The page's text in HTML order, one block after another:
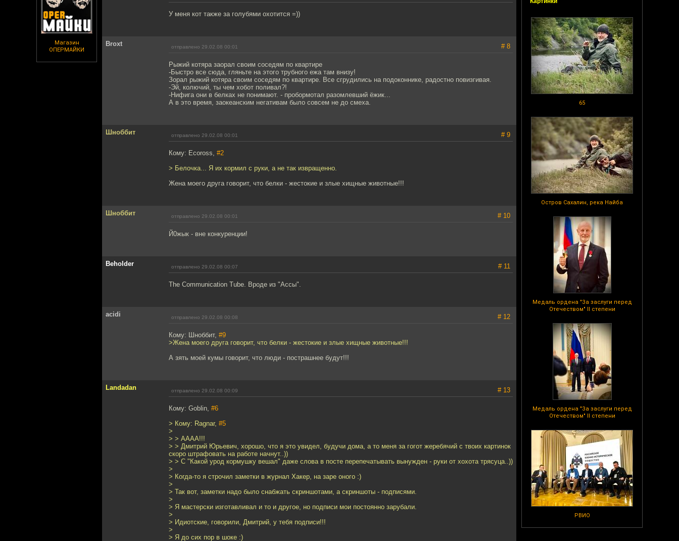
Магазин
ОПЕРМАЙКИ
65
Остров Сахалин, река Найба
Медаль ордена "За заслуги перед
Отечеством" II степени
Медаль ордена "За заслуги перед
Отечеством" II степени
РВИО
У меня кот также за голубями охотится =))
Broxt отправлено 29.02.08 00:01 # 8
Рыжий котяра заорал своим соседям по квартире
-Быстро все сюда, гляньте на этого трубного ежа там внизу!
Зорал рыжий котяра своим соседям по квартире. Все сгрудились на подоконнике, радостно повизгивая.
-Эй, колючий, ты чем хобот поливал?!
-Нифига они в белках не понимают. - пробормотал разомлевший ёжик...
А в это время, заокеанским негативам было совсем не до смеха.
Шноббит отправлено 29.02.08 00:01 # 9
Кому: Ecoross, #2
> Белочка... Я их кормил с руки, а не так извращенно.
Жена моего друга говорит, что белки - жестокие и злые хищные животные!!!
Шноббит отправлено 29.02.08 00:01 # 10
Й0жык - вне конкуренции!
Beholder отправлено 29.02.08 00:07 # 11
The Communication Tube. Вроде из "Ассы".
acidi отправлено 29.02.08 00:08 # 12
Кому: Шноббит, #9
>Жена моего друга говорит, что белки - жестокие и злые хищные животные!!!
А зять моей кумы говорит, что люди - пострашнее будут!!!
Landadan отправлено 29.02.08 00:09 # 13
Кому: Goblin, #6
> Кому: Ragnar, #5
>
> > АААА!!!
> > Дмитрий Юрьевич, хорошо, что я это увидел, будучи дома, а то меня за гогот жеребячий с твоих картинок
скоро штрафовать на работе начнут..))
> > С "Какой урод кормушку вешал" даже слова в посте перепечатывать вынужден - руки от хохота трясуца..))
>
> Когда-то я строчил заметки в журнал Хакер, на заре оного :)
>
> Так вот, заметки надо было снабжать скриншотами, а скриншоты - подписями.
>
> Я мастерски изготавливал и то и другое, но подписи мои постоянно зарубали.
>
> Идиотские, говорили, Дмитрий, у тебя подписи!!!
>
> Я до сих пор в шоке :)